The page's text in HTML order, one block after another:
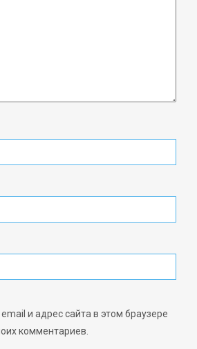
и адрес сайта в этом браузере
комментариев.